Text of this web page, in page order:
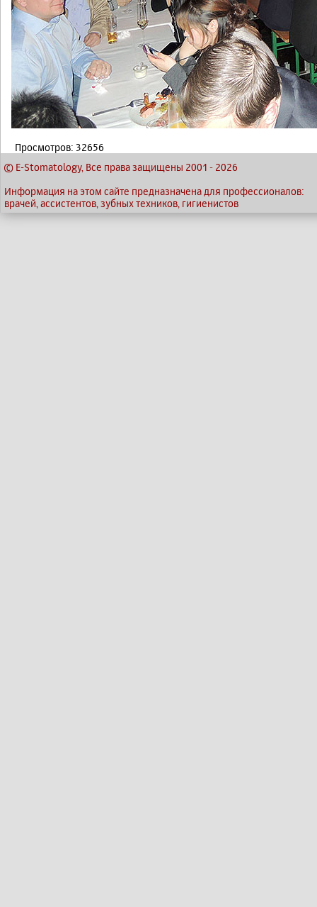
Просмотров: 32656
© E-Stomatology, Все права защищены 2001 - 2026
Информация на этом сайте предназначена для профессионалов:
врачей, ассистентов, зубных техников, гигиенистов